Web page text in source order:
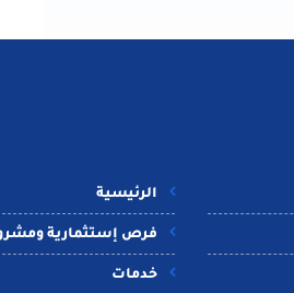
الرئيسية
فرص إستثمارية
خدمات